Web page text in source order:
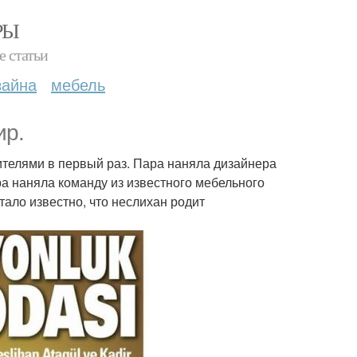
статьи
мебель
в первый раз. Пара наняла дизайнера
команду из известного мебельного
известно, что неслихан родит